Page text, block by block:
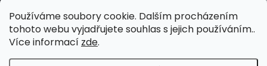
Používáme soubory cookie. Dalším procházením
tohoto webu vyjadřujete souhlas s jejich používáním..
Více informací zde.